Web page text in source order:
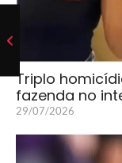
Triplo
fazenda no
29/07/2026